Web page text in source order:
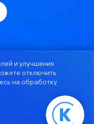
и улучшения
отключить
на обработку